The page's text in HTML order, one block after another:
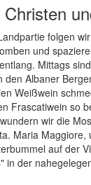
folgen
und
Mittags
den Albaner
Weißwein
Frascatiwein so
wir die
Maria
auf der
in der